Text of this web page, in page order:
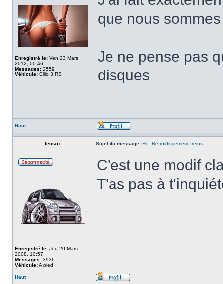
Enregistré le: Ven 23 Mars
2012, 00:46
Messages: 2559
Véhicule: Cliio 3 RS
que nous
Je ne pense pas
disques
Haut
leciao Sujet du message: Re: Refroidissement freins
Enregistré le: Jeu 20 Mars
2008, 10:57
Messages: 3936
Véhicule:A pied
C'est une modif
T'as pas à
Haut